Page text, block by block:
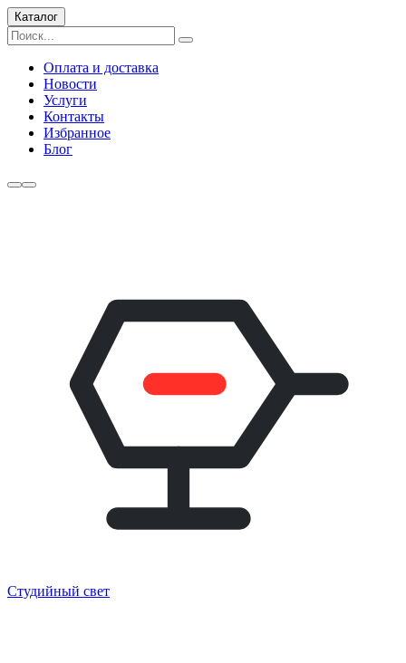
Каталог
Оплата и доставка
Новости
Услуги
Контакты
Избранное
Блог
Студийный свет